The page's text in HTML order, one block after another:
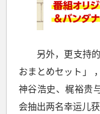
另外，更支持
おまとめセット」
神谷浩史、梶裕贵
会抽出两名幸运儿获